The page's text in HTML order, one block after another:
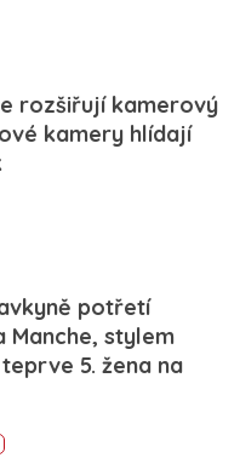
rozšiřují kamerový
kamery hlídají
potřetí
Manche, stylem
5. žena na